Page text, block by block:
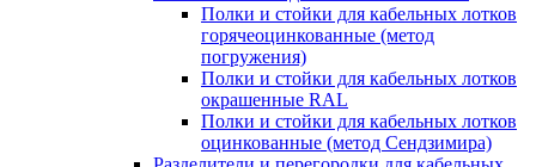
Полки и стойки для кабельных лотков
горячеоцинкованные (метод
погружения)
Полки и стойки для кабельных лотков
окрашенные RAL
Полки и стойки для кабельных лотков
оцинкованные (метод Сендзимира)